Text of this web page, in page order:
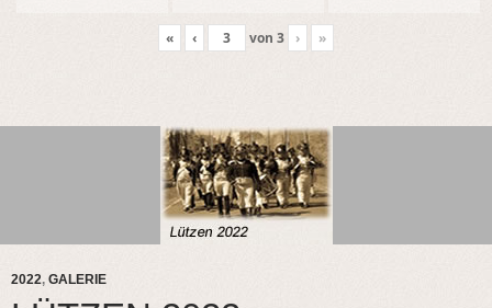
« ‹ von 3 › »
2022, GALERIE